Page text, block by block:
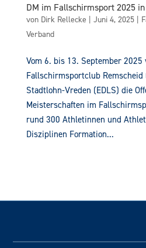
DM im Fallschirmsport 2025 in
von Dirk Rellecke | Juni 4, 2025|
Verband
Vom 6. bis 13. September
Fallschirmsportclub Remscheid
Stadtlohn-Vreden (EDLS) die
Meisterschaften im
rund 300 Athletinnen und
Disziplinen Formation...